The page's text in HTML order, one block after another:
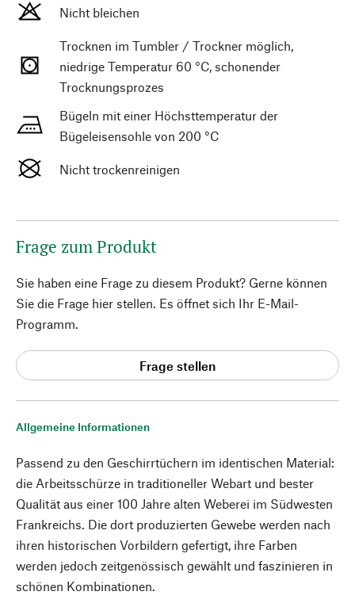
Allgemeine Informationen
Passend zu den Geschirrtüchern im identischen Material:
die Arbeitsschürze in traditioneller Webart und bester
Qualität aus einer 100 Jahre alten Weberei im Südwesten
Frankreichs. Die dort produzierten Gewebe werden nach
ihren historischen Vorbildern gefertigt, ihre Farben
werden jedoch zeitgenössisch gewählt und faszinieren in
schönen Kombinationen.
Nicht bleichen
Trocknen im Tumbler / Trockner möglich,
niedrige Temperatur 60 °C, schonender
Trocknungsprozes
Bügeln mit einer Höchsttemperatur der
Bügeleisensohle von 200 °C
Nicht trockenreinigen
Frage zum Produkt
Sie haben eine Frage zu diesem Produkt? Gerne können
Sie die Frage hier stellen. Es öffnet sich Ihr E-Mail-
Programm.
Frage stellen